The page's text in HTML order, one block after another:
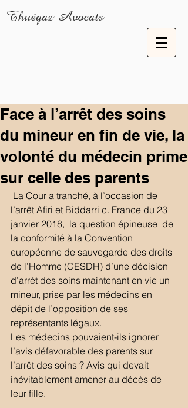
Thuégaz Avocats
Face à l’arrêt des soins
du mineur en fin de vie, la
volonté du médecin prime
sur celle des parents
l’arrêt Afiri et Biddarri c. France du 23
janvier 2018,  la question épineuse  de
la conformité à la Convention
européenne de sauvegarde des droits
de l’Homme (CESDH) d’une décision
d’arrêt des soins maintenant en vie un
mineur, prise par les médecins en
dépit de l’opposition de ses
représentants légaux.
Les médecins pouvaient-ils ignorer
l’avis défavorable des parents sur
l’arrêt des soins ? Avis qui devait
inévitablement amener au décès de
leur fille.